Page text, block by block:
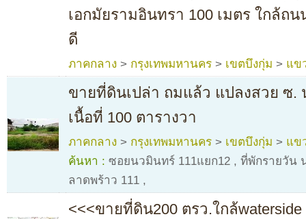
เอกมัยรามอินทรา 100 เมตร ใกล้ถ
ดี
ภาคกลาง > กรุงเทพมหานคร > เขตบึงกุ่ม > แข
ขายที่ดินเปล่า ถมแล้ว แปลงสวย ซ.
เนื้อที่ 100 ตารางวา
ภาคกลาง > กรุงเทพมหานคร > เขตบึงกุ่ม > แข
ค้นหา : ซอยนวมินทร์ 111แยก12 , ที่พักรายวัน
ลาดพร้าว 111 ,
<<<ขายที่ดิน200 ตรว.ใกล้